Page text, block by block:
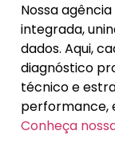
Nossa
integrada,
dados. Aqui,
diagnóstico
técnico e
performance,
Conheça